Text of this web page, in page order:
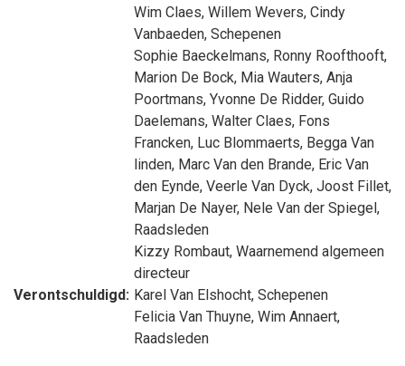
Wim Claes, Willem Wevers, Cindy
Vanbaeden, Schepenen
Sophie Baeckelmans, Ronny Roofthooft,
Marion De Bock, Mia Wauters, Anja
Poortmans, Yvonne De Ridder, Guido
Daelemans, Walter Claes, Fons
Francken, Luc Blommaerts, Begga Van
linden, Marc Van den Brande, Eric Van
den Eynde, Veerle Van Dyck, Joost Fillet,
Marjan De Nayer, Nele Van der Spiegel,
Raadsleden
Kizzy Rombaut, Waarnemend algemeen
directeur
Verontschuldigd: Karel Van Elshocht, Schepenen
Felicia Van Thuyne, Wim Annaert,
Raadsleden